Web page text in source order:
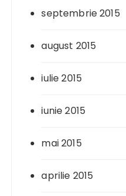
septembrie 2015
august 2015
iulie 2015
iunie 2015
mai 2015
aprilie 2015